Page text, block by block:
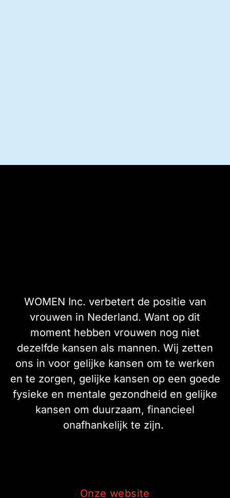
WOMEN Inc. verbetert de positie van
vrouwen in Nederland. Want op dit
moment hebben vrouwen nog niet
dezelfde kansen als mannen. Wij zetten
ons in voor gelijke kansen om te werken
en te zorgen, gelijke kansen op een goede
fysieke en mentale gezondheid en gelijke
kansen om duurzaam, financieel
onafhankelijk te zijn.
Onze website